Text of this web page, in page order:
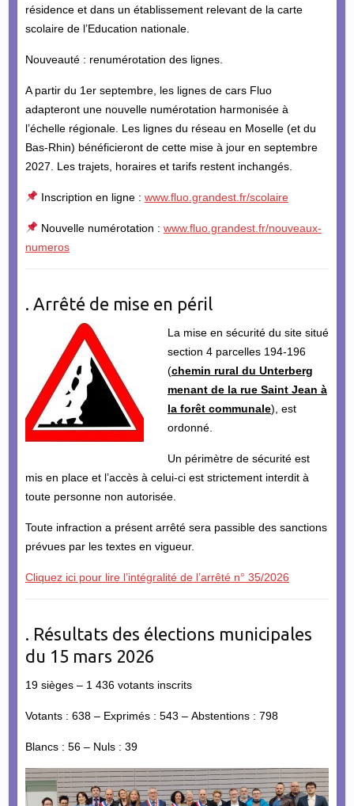
résidence et dans un établissement relevant de la carte
scolaire de l’Education nationale.
Nouveauté : renumérotation des lignes.
A partir du 1er septembre, les lignes de cars Fluo
adapteront une nouvelle numérotation harmonisée à
l’échelle régionale. Les lignes du réseau en Moselle (et du
Bas-Rhin) bénéficieront de cette mise à jour en septembre
2027. Les trajets, horaires et tarifs restent inchangés.
Inscription en ligne : www.fluo.grandest.fr/scolaire
Nouvelle numérotation : www.fluo.grandest.fr/nouveaux-
numeros
. Arrêté de mise en péril
La mise en sécurité du site situé
section 4 parcelles 194-196
(chemin rural du Unterberg
menant de la rue Saint Jean à
la forêt communale), est
ordonné.
Un périmètre de sécurité est
mis en place et l’accès à celui-ci est strictement interdit à
toute personne non autorisée.
Toute infraction a présent arrêté sera passible des sanctions
prévues par les textes en vigueur.
Cliquez ici pour lire l’intégralité de l’arrêté n° 35/2026
. Résultats des élections municipales
du 15 mars 2026
19 sièges – 1 436 votants inscrits
Votants : 638 – Exprimés : 543 – Abstentions : 798
Blancs : 56 – Nuls : 39